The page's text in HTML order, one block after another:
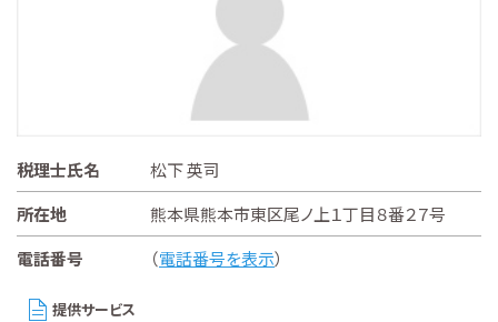
税理士氏名
松下 英司
所在地
熊本県熊本市東区尾ノ上１丁目８番２７号
電話番号
（電話番号を表示）
提供サービス